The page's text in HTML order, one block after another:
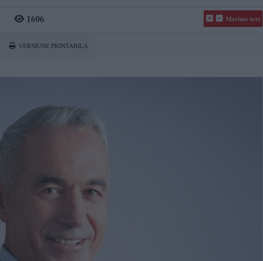
1606 Marime text
VERSIUNE PRINTABILA